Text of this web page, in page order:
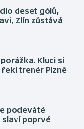
deset gólů,
Zlín zůstává
Kluci si
trenér Plzně
podeváté
slaví poprvé